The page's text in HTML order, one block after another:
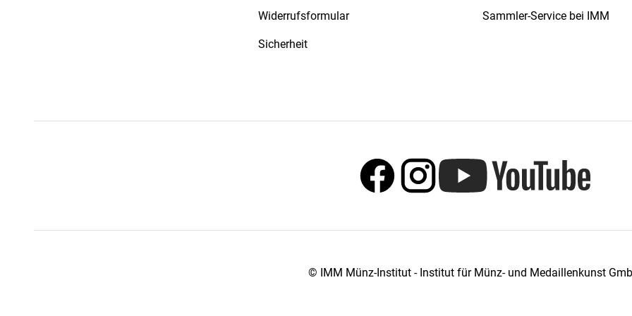
Widerrufsformular
Sicherheit
Sammler-Service bei IMM
© IMM Münz-Institut - Institut für Münz- und Medaillenkunst